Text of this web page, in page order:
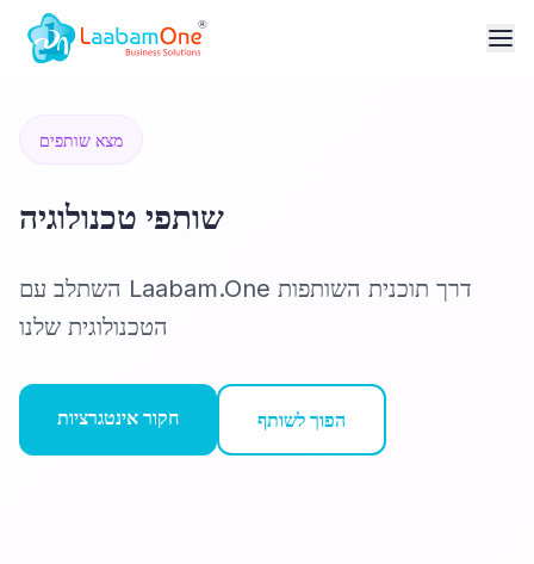
מצא שותפים
שותפי טכנולוגיה
השתלב עם Laabam.One דרך תוכנית השותפות
הטכנולוגית שלנו
חקור אינטגרציות הפוך לשותף